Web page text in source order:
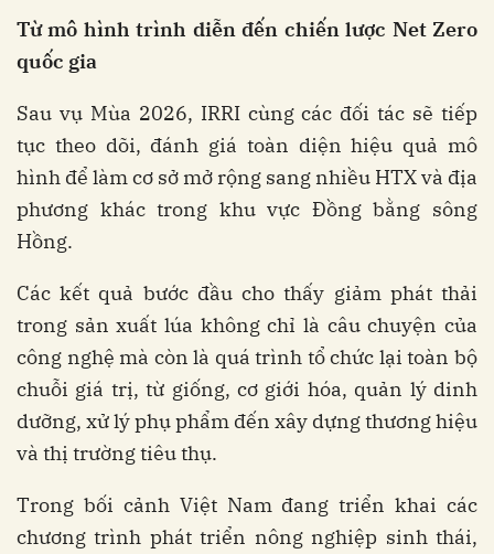
Từ mô hình trình diễn đến chiến lược Net Zero
quốc gia
Sau vụ Mùa 2026, IRRI cùng các đối tác sẽ tiếp
tục theo dõi, đánh giá toàn diện hiệu quả mô
hình để làm cơ sở mở rộng sang nhiều HTX và địa
phương khác trong khu vực Đồng bằng sông
Hồng.
Các kết quả bước đầu cho thấy giảm phát thải
trong sản xuất lúa không chỉ là câu chuyện của
công nghệ mà còn là quá trình tổ chức lại toàn bộ
chuỗi giá trị, từ giống, cơ giới hóa, quản lý dinh
dưỡng, xử lý phụ phẩm đến xây dựng thương hiệu
và thị trường tiêu thụ.
Trong bối cảnh Việt Nam đang triển khai các
chương trình phát triển nông nghiệp sinh thái,